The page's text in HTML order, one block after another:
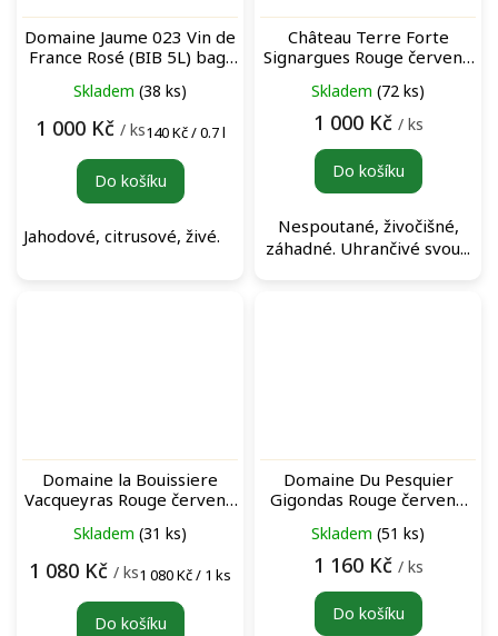
Domaine Jaume 023 Vin de
France Rosé (BIB 5L) bag-
Skladem (38 ks)
1 000 Kč / ksMěrná
140 Kč / 0.7 l
Do košíku
Jahodové, citrusové, živé.
Château Terre Forte
Signargues Rouge červené
Skladem (72 ks)
1 000 Kč / ks
Do košíku
Nespoutané, živočišné,
záhadné. Uhrančivé svou...
Domaine la Bouissiere
Vacqueyras Rouge červené
Skladem (31 ks)
1 080 Kč / ksMěrná
1 080 Kč / 1 ks
Do košíku
Domaine Du Pesquier
Gigondas Rouge červené
Skladem (51 ks)
1 160 Kč / ks
Do košíku